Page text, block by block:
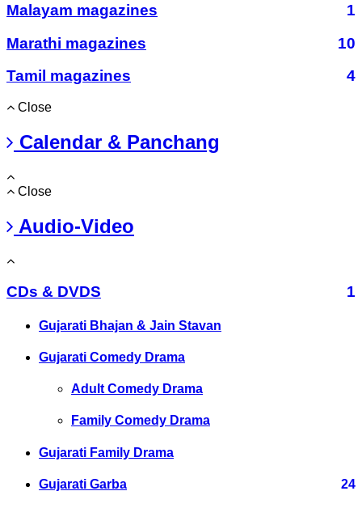
Malayam magazines
1
Marathi magazines
10
Tamil magazines
4
Close
Calendar & Panchang
Close
Audio-Video
CDs & DVDS 1
Gujarati Bhajan & Jain Stavan
Gujarati Comedy Drama
Adult Comedy Drama
Family Comedy Drama
Gujarati Family Drama
Gujarati Garba 24